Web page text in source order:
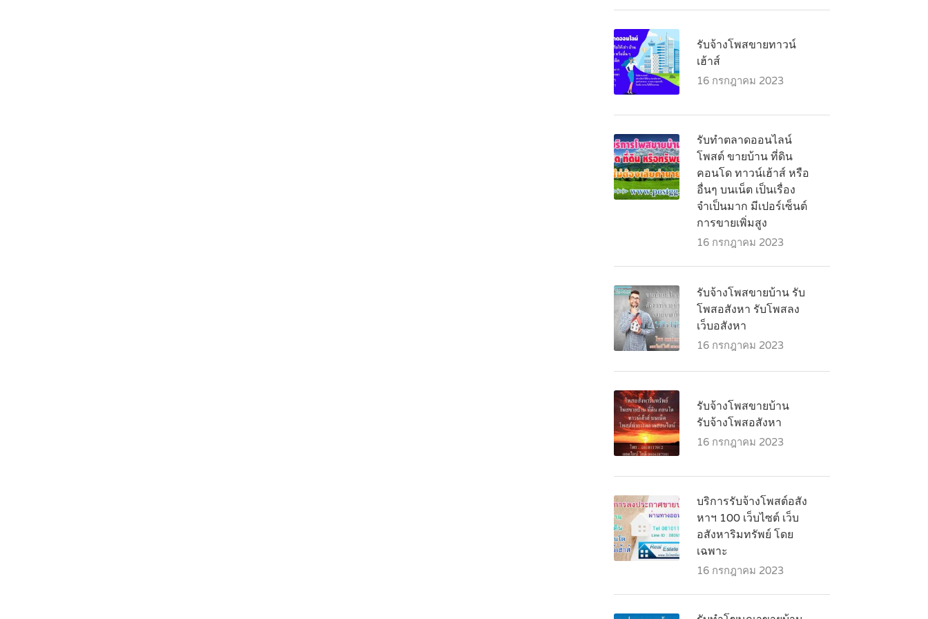
รับจ้างโพสขายทาวน์
เฮ้าส์
16 กรกฎาคม 2023
รับทำตลาดออนไลน์
โพสต์ ขายบ้าน ที่ดิน
คอนโด ทาวน์เฮ้าส์ หรือ
อื่นๆ บนเน็ต เป็นเรื่อง
จำเป็นมาก มีเปอร์เซ็นต์
การขายเพิ่มสูง
16 กรกฎาคม 2023
รับจ้างโพสขายบ้าน รับ
โพสอสังหา รับโพสลง
เว็บอสังหา
16 กรกฎาคม 2023
รับจ้างโพสขายบ้าน
รับจ้างโพสอสังหา
16 กรกฎาคม 2023
บริการรับจ้างโพสต์อสัง
หาฯ 100 เว็บไซต์ เว็บ
อสังหาริมทรัพย์ โดย
เฉพาะ
16 กรกฎาคม 2023